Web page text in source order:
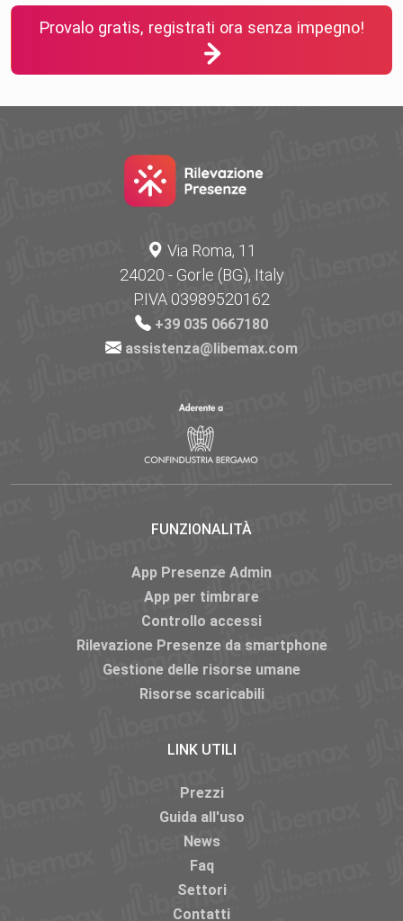
Provalo gratis, registrati ora senza impegno!
Via Roma, 11
24020 - Gorle (BG), Italy
P.IVA 03989520162
+39 035 0667180
assistenza@libemax.com
FUNZIONALITÀ
App Presenze Admin
App per timbrare
Controllo accessi
Rilevazione Presenze da smartphone
Gestione delle risorse umane
Risorse scaricabili
LINK UTILI
Prezzi
Guida all'uso
News
Faq
Settori
Contatti